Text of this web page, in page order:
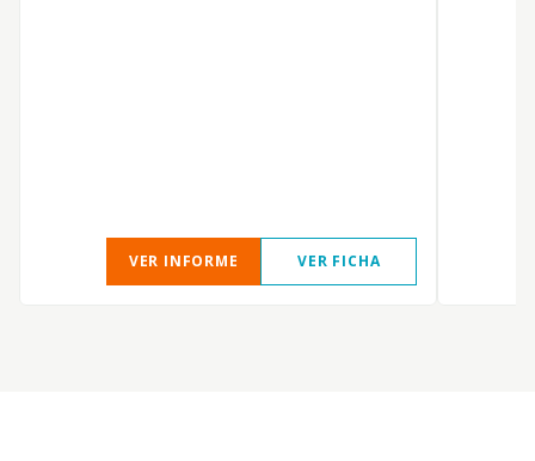
VER INFORME VER FICHA